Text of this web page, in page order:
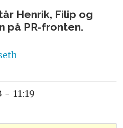
Henrik, Filip og
på PR-fronten.
- 11:19